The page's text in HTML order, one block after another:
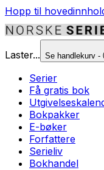
Hopp til
Laster... Se handlekurv -
Serier
Få gratis bok
Bokpakker
E-bøker
Forfattere
Serieliv
Bokhandel